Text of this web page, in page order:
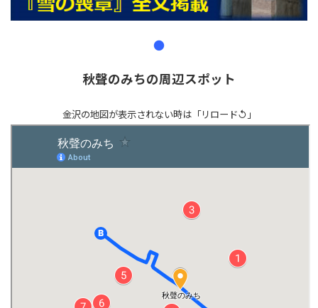
●
秋聲のみちの周辺スポット
金沢の地図が表示されない時は「リロード↺」